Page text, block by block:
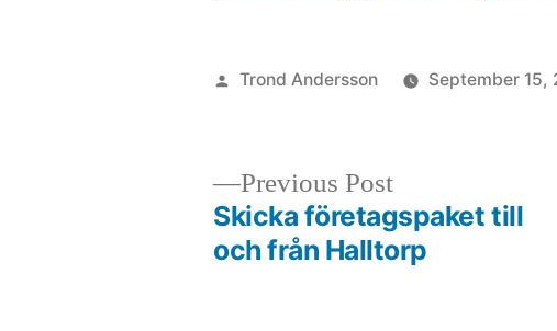
Posted
Trond Andersson September 15,
Previous PostPrevious
post:
Skicka företagspaket till
och från Halltorp